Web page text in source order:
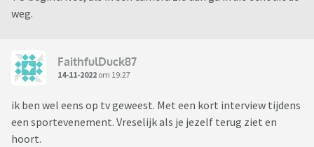
weg.
FaithfulDuck87
14-11-2022 om 19:27
ik ben wel eens op tv geweest. Met een kort interview tijdens
een sportevenement. Vreselijk als je jezelf terug ziet en
hoort.